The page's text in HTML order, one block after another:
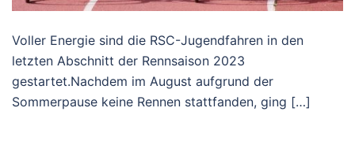
Voller Energie sind die RSC-Jugendfahren in den
letzten Abschnitt der Rennsaison 2023
gestartet.Nachdem im August aufgrund der
Sommerpause keine Rennen stattfanden, ging […]